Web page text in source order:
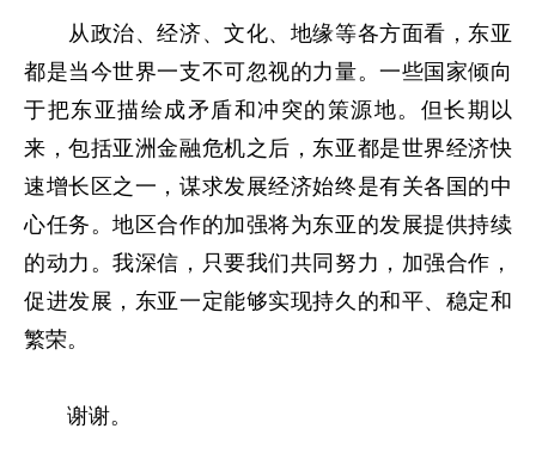
从政治、经济、文化、地缘等各方面看，东亚
都是当今世界一支不可忽视的力量。一些国家倾向
于把东亚描绘成矛盾和冲突的策源地。但长期以
来，包括亚洲金融危机之后，东亚都是世界经济快
速增长区之一，谋求发展经济始终是有关各国的中
心任务。地区合作的加强将为东亚的发展提供持续
的动力。我深信，只要我们共同努力，加强合作，
促进发展，东亚一定能够实现持久的和平、稳定和
繁荣。
谢谢。